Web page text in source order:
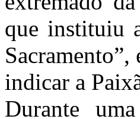
que instituiu
Sacramento”,
indicar a
Durante